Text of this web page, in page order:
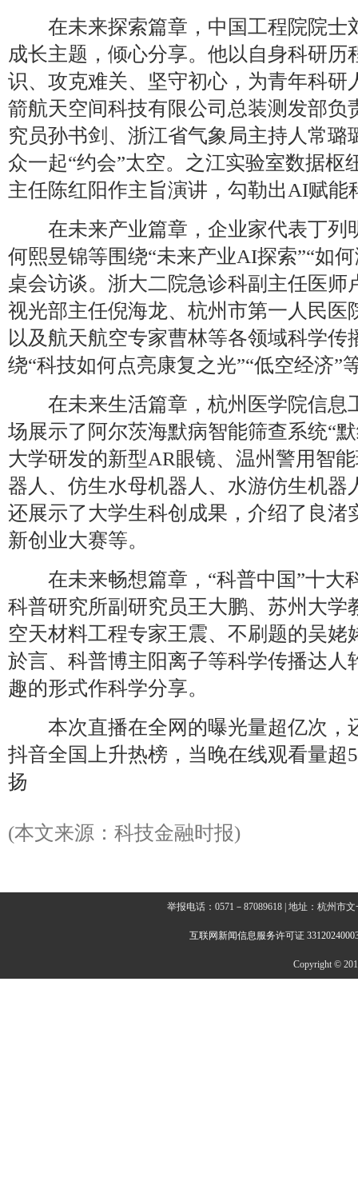
在未来探索篇章，中国工程院院士
成长主题，倾心分享。他以自身科研历
识、攻克难关、坚守初心，为青年科研
箭航天空间科技有限公司总装测发部负
究员孙书剑、浙江省气象局主持人常璐
众一起“约会”太空。之江实验室数据枢
主任陈红阳作主旨演讲，勾勒出AI赋能
在未来产业篇章，企业家代表丁列
何熙昱锦等围绕“未来产业AI探索”“如
桌会访谈。浙大二院急诊科副主任医师
视光部主任倪海龙、杭州市第一人民医
以及航天航空专家曹林等各领域科学传
绕“科技如何点亮康复之光”“低空经济”
在未来生活篇章，杭州医学院信息
场展示了阿尔茨海默病智能筛查系统“
大学研发的新型AR眼镜、温州警用智
器人、仿生水母机器人、水游仿生机器
还展示了大学生科创成果，介绍了良渚
新创业大赛等。
在未来畅想篇章，“科普中国”十大
科普研究所副研究员王大鹏、苏州大学
空天材料工程专家王震、不刷题的吴姥
於言、科普博主阳离子等科学传播达人
趣的形式作科学分享。
本次直播在全网的曝光量超亿次，
抖音全国上升热榜，当晚在线观看量
扬
(本文来源：科技金融时报)
举报电话：0571－87089618 | 地址：杭州市
互联网新闻信息服务许可证
Copyright ©